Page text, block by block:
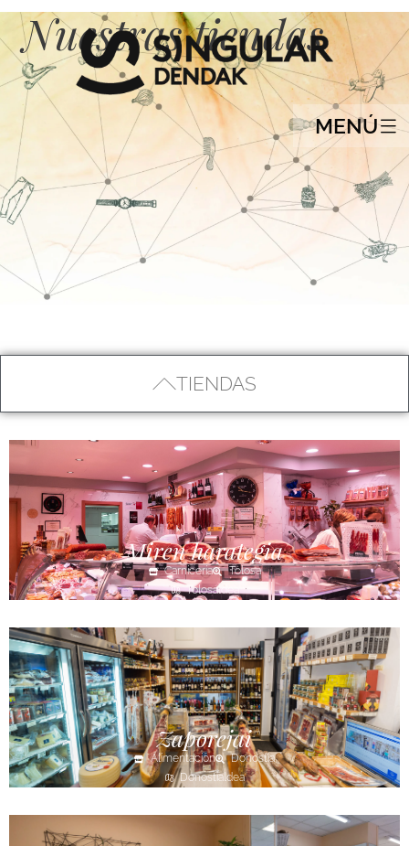
MENÚ
Nuestras tiendas
TIENDAS
Miren harategia
Carnicería
Tolosa
Tolosaldea
Zaporejai
Alimentación
Donostia
Donostialdea